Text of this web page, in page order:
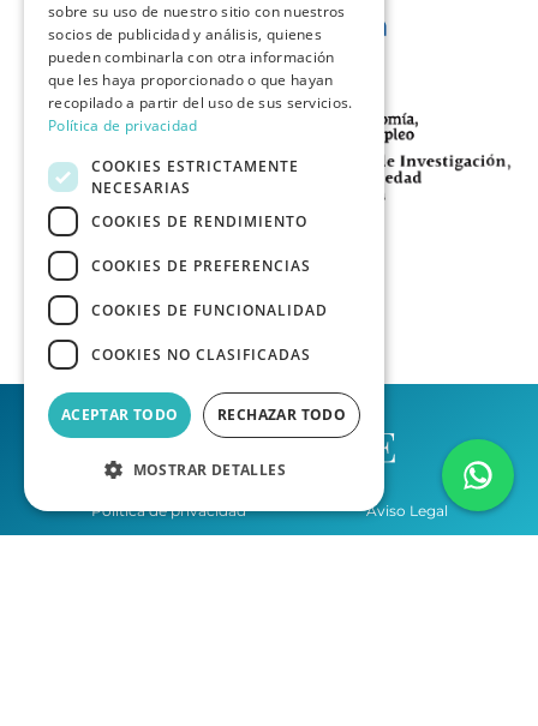
Política de privacidad Aviso Legal
sobre su uso de nuestro sitio con nuestros
socios de publicidad y análisis, quienes
pueden combinarla con otra información
que les haya proporcionado o que hayan
recopilado a partir del uso de sus servicios.
Política de privacidad
COOKIES ESTRICTAMENTE
NECESARIAS
COOKIES DE RENDIMIENTO
COOKIES DE PREFERENCIAS
COOKIES DE FUNCIONALIDAD
COOKIES NO CLASIFICADAS
ACEPTAR TODO RECHAZAR TODO
MOSTRAR DETALLES